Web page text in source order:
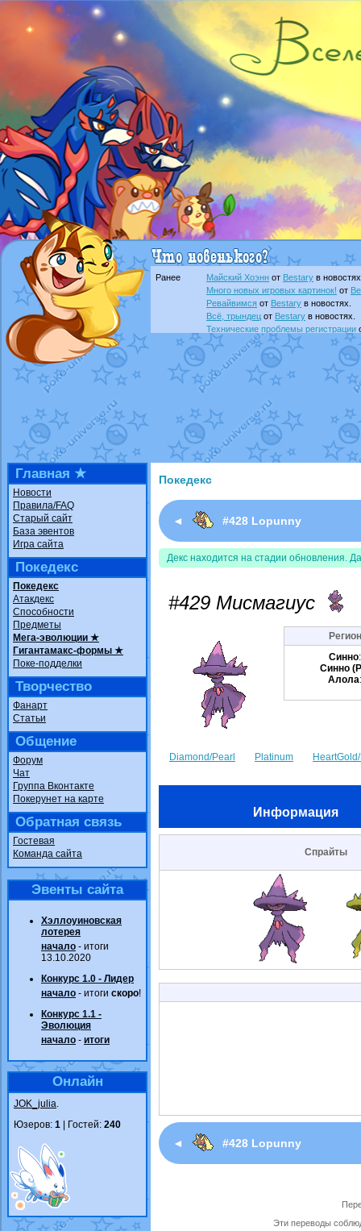
Ранее Майский Хоэнн от Bestary в
Много новых игровых картинок! от
Ревайвимся от Bestary в новостях.
Всё, трындец от Bestary в новостях.
Технические проблемы регистрации
доброе утро славянеот Dakkuв
Йолда и Мимикьюот MavisNyanCat
Недовольный котомангуст
от
The Dark Wishmakerот Randomon в
в
ilovearceus
Raging Boltот GraceDaFox
в
Shadow mismagius от
в
художник
от vicavica в фанарте.
Главная ★
Новости
Правила/FAQ
Старый сайт
База эвентов
Игра сайта
Покедекс
Покедекс
Атакдекс
Способности
Предметы
Мега-эволюции ★
Гигантамакс-формы ★
Поке-подделки
Творчество
Фанарт
Статьи
Общение
Форум
Чат
Группа Вконтакте
Покерунет на карте
Обратная связь
Гостевая
Команда сайта
Эвенты сайта
Хэллоуиновская
лотерея
начало - итоги
13.10.2020
Конкурс 1.0 - Лидер
начало - итоги скоро!
Конкурс 1.1 -
Эволюция
начало - итоги
Онлайн
JOK_julia.
Юзеров: 1 | Гостей: 240
Покедекс
◄ #428 Lopunny
Декс находится на стадии обновления.
#429 Мисмагиус
Синно
Синно
Алола
Diamond/Pearl Platinum
Информация
Спрайты
◄ #428 Lopunny
Эти переводы